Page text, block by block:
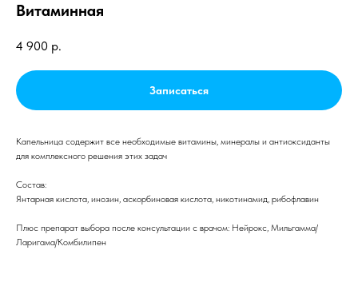
Витаминная
4 900 р.
Записаться
Капельница содержит все необходимые витамины, минералы и антиоксиданты
для комплексного решения этих задач
Состав:
Янтарная кислота, инозин, аскорбиновая кислота, никотинамид, рибофлавин
Плюс препарат выбора после консультации с врачом: Нейрокс, Мильгамма/
Ларигама/Комбилипен